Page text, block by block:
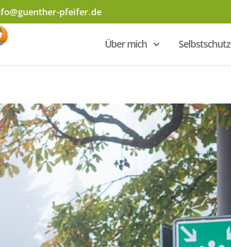
pfeifer.de
Über mich Selbstschutz